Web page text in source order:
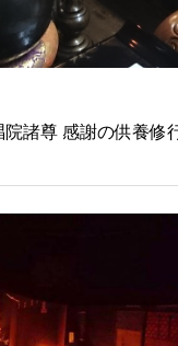
諸尊 感謝の供養修